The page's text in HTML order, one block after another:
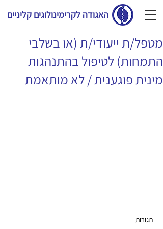
האגודה לקרימינולוגים קליניים
מטפל/ת ייעודי/ת (או בשלבי
התמחות) לטיפול בהתנהגות
מינית פוגענית / לא מותאמת
תגובות